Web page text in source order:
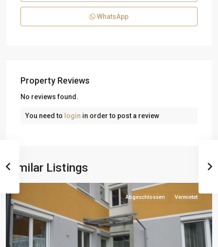
WhatsApp
Property Reviews
No reviews found.
You need to login in order to post a review
Similar Listings
Abgeschlossen Vermietet